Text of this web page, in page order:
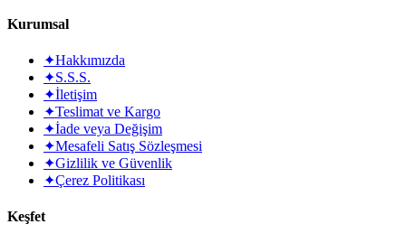
Kurumsal
✦Hakkımızda
✦S.S.S.
✦İletişim
✦Teslimat ve Kargo
✦İade veya Değişim
✦Mesafeli Satış Sözleşmesi
✦Gizlilik ve Güvenlik
✦Çerez Politikası
Keşfet